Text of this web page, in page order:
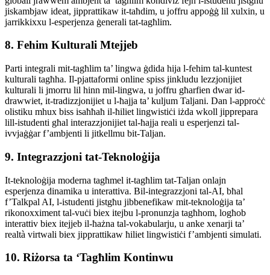
jiskambjaw ideat, jipprattikaw it-taħdim, u joffru appoġġ lil xulxin, u
jarrikkixxu l-esperjenza ġenerali tat-tagħlim.
8. Fehim Kulturali Mtejjeb
Parti integrali mit-tagħlim ta’ lingwa ġdida hija l-fehim tal-kuntest
kulturali tagħha. Il-pjattaformi online spiss jinkludu lezzjonijiet
kulturali li jmorru lil hinn mil-lingwa, u joffru għarfien dwar id-
drawwiet, it-tradizzjonijiet u l-ħajja ta’ kuljum Taljani. Dan l-approċċ
olistiku mhux biss isaħħaħ il-ħiliet lingwistiċi iżda wkoll jipprepara
lill-istudenti għal interazzjonijiet tal-ħajja reali u esperjenzi tal-
ivvjaġġar f’ambjenti li jitkellmu bit-Taljan.
9. Integrazzjoni tat-Teknoloġija
It-teknoloġija moderna tagħmel it-tagħlim tat-Taljan onlajn
esperjenza dinamika u interattiva. Bil-integrazzjoni tal-AI, bħal
f’Talkpal AI, l-istudenti jistgħu jibbenefikaw mit-teknoloġija ta’
rikonoxximent tal-vuċi biex itejbu l-pronunzja tagħhom, logħob
interattiv biex itejjeb il-ħażna tal-vokabularju, u anke xenarji ta’
realtà virtwali biex jipprattikaw ħiliet lingwistiċi f’ambjenti simulati.
10. Riżorsa ta ‘Tagħlim Kontinwu